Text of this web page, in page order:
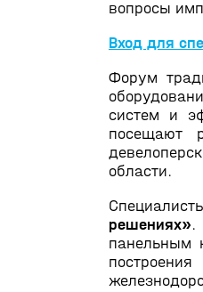
вопросы
Вход для
Форум
систем и
посещают
области.
решениях».
панельным